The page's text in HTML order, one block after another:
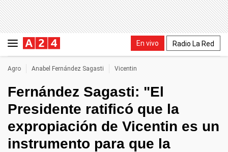
En vivo Radio La Red
Agro Anabel Fernández Sagasti Vicentin
Fernández Sagasti: "El
Presidente ratificó que la
expropiación de Vicentin es un
instrumento para que la